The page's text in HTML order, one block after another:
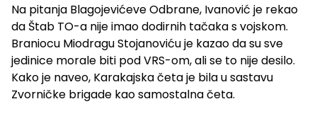
Na pitanja Blagojevićeve Odbrane, Ivanović je rekao
da Štab TO-a nije imao dodirnih tačaka s vojskom.
Braniocu Miodragu Stojanoviću je kazao da su sve
jedinice morale biti pod VRS-om, ali se to nije desilo.
Kako je naveo, Karakajska četa je bila u sastavu
Zvorničke brigade kao samostalna četa.